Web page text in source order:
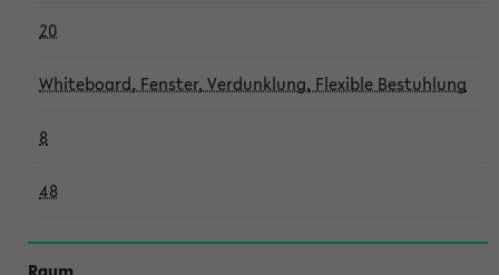
20
Whiteboard, Fenster, Verdunklung, Flexible Bestuhlung
8
48